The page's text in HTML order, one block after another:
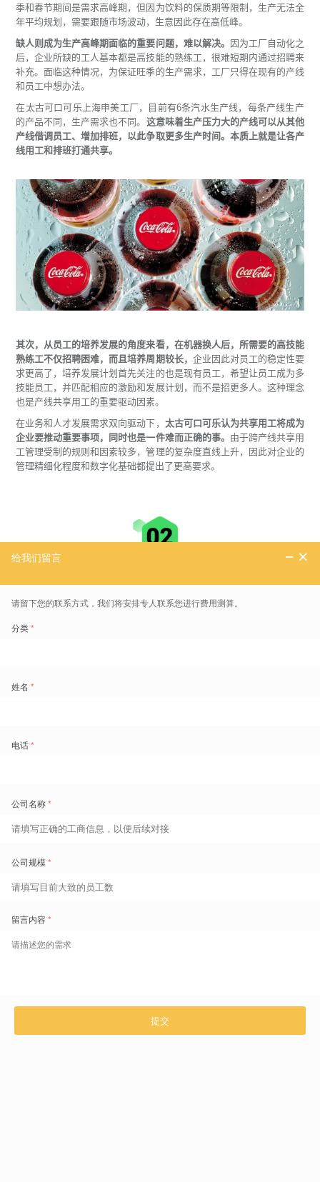
季和春节期间是需求高峰期，但因为饮料的保质期等限制，生产无法全
年平均规划，需要跟随市场波动，生意因此存在高低峰。
缺人则成为生产高峰期面临的重要问题，难以解决。
因为工厂自动化之
后，企业所缺的工人基本都是高技能的熟练工，很难短期内通过招聘来
补充。面临这种情况，为保证旺季的生产需求，工厂只得在现有的产线
和员工中想办法。
在太古可口可乐上海申美工厂，目前有6条汽水生产线，每条产线生产
的产品不同，生产需求也不同。 这意味着生产压力大的产线可以从其他
产线借调员工、增加排班，以此争取更多生产时间。本质上就是让各产
线用工和排班打通共享。
其次，从员工的培养发展的角度来看，在机器换人后，所需要的高技能
熟练工不仅招聘困难，而且培养周期较长， 企业因此对员工的稳定性要
求更高了，培养发展计划首先关注的也是现有员工，希望让员工成为多
技能员工，并匹配相应的激励和发展计划，而不是招更多人。这种理念
也是产线共享用工的重要驱动因素。
在业务和人才发展需求双向驱动下， 太古可口可乐认为共享用工将成为
企业要推动重要事项，同时也是一件难而正确的事。 由于跨产线共享用
工管理受制的规则和因素较多，管理的复杂度直线上升，因此对企业的
管理精细化程度和数字化基础都提出了更高要求。
以太古可口可乐上海申美工厂为例，该工厂人员规模为2400人左右
他们深知共享用工背后的排班“复杂度”。
共享用工对精细化管理程度要求只会更高，精细化不仅体现于考虑各种